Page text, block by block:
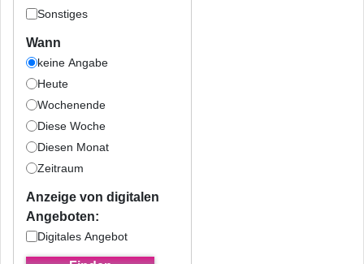
Sonstiges
Wann
keine Angabe
Heute
Wochenende
Diese Woche
Diesen Monat
Zeitraum
Anzeige von digitalen
Angeboten:
Digitales Angebot